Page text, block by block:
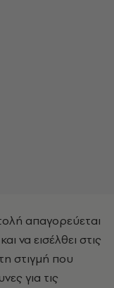
απαγορεύεται
να εισέλθει στις
στιγμή που
για τις